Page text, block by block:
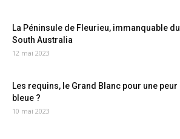
La Péninsule de Fleurieu, immanquable du
South Australia
12 mai 2023
Les requins, le Grand Blanc pour une peur
bleue ?
10 mai 2023